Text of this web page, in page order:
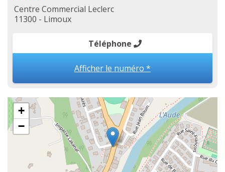
Centre Commercial Leclerc
11300 - Limoux
Téléphone
Afficher le numéro *
+
−